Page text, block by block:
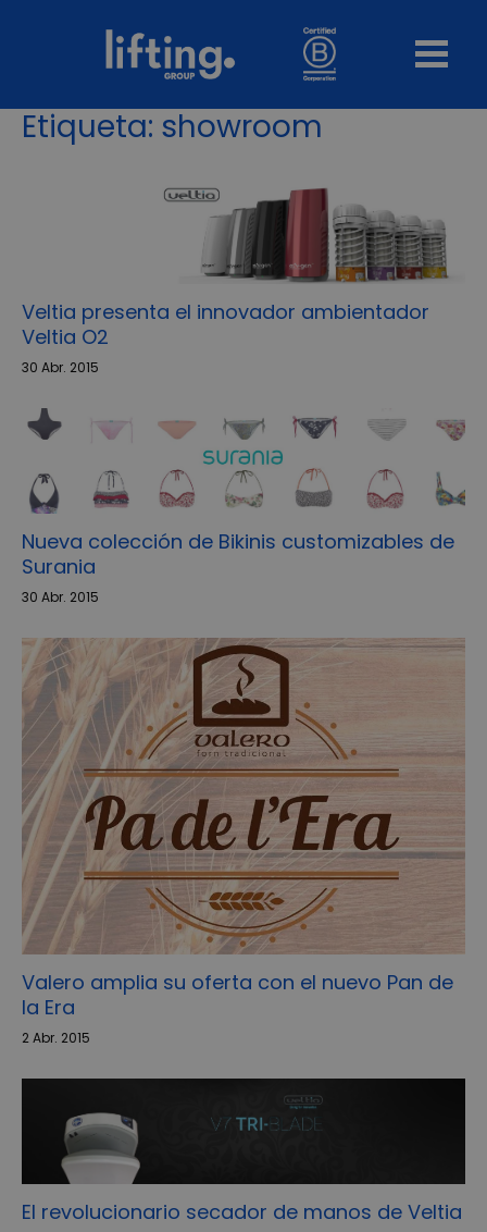
Etiqueta: showroom
Veltia presenta el innovador ambientador
Veltia O2
30 Abr. 2015
Nueva colección de Bikinis customizables de
Surania
30 Abr. 2015
Valero amplia su oferta con el nuevo Pan de
la Era
2 Abr. 2015
El revolucionario secador de manos de Veltia